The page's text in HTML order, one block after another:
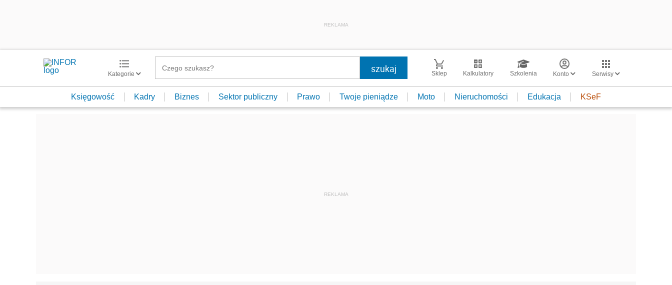
REKLAMA
Kategorie Sklep Kalkulatory Szkolenia Konto Serwisy
Księgowość Kadry Biznes Sektor publiczny Prawo Twoje pieniądze Moto Nieruchomości Edukacja KSeF